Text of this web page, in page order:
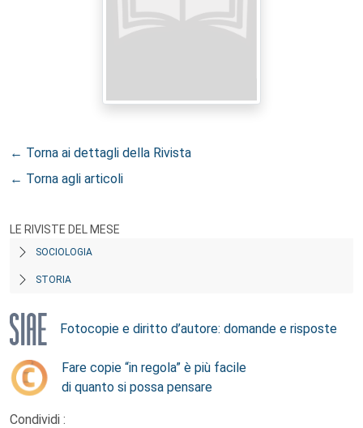
← Torna ai dettagli della Rivista
← Torna agli articoli
LE RIVISTE DEL MESE
SOCIOLOGIA
STORIA
Fotocopie e diritto d’autore: domande e risposte
Fare copie “in regola” è più facile
di quanto si possa pensare
Condividi :